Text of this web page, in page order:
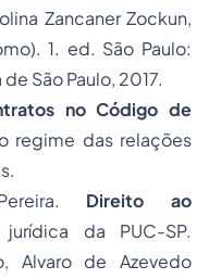
Zancaner Zockun,
1. ed. São Paulo:
São Paulo, 2017.
no Código de
regime das relações
Direito ao
da PUC-SP.
Alvaro de Azevedo